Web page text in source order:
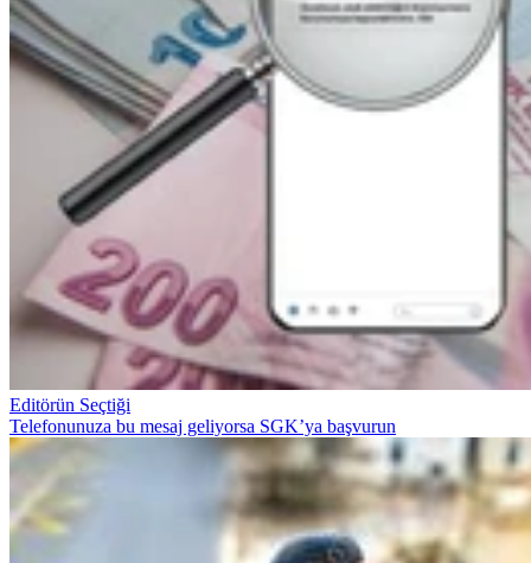
Editörün Seçtiği
Telefonunuza bu mesaj geliyorsa SGK’ya başvurun